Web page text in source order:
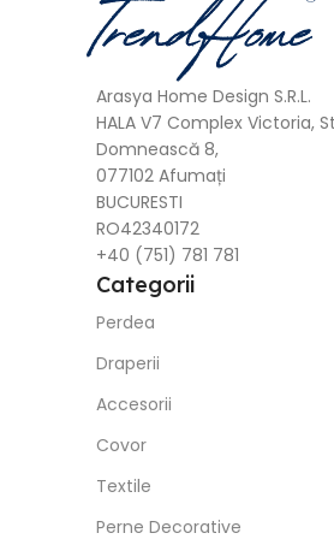
Arasya Home Design S.R.L.
HALA V7 Complex Victoria,
Domnească 8,
077102 Afumați
BUCURESTI
RO42340172
+40 (751) 781 781
Categorii
Perdea
Draperii
Accesorii
Covor
Textile
Perne Decorative